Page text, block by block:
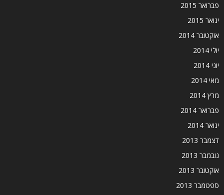
פברואר 2015
ינואר 2015
אוקטובר 2014
יולי 2014
יוני 2014
מאי 2014
מרץ 2014
פברואר 2014
ינואר 2014
דצמבר 2013
נובמבר 2013
אוקטובר 2013
ספטמבר 2013